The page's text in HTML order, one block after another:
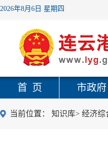
2026年8月6日 星期四
首 页 市政府
当前位置： 知识库> 经济综